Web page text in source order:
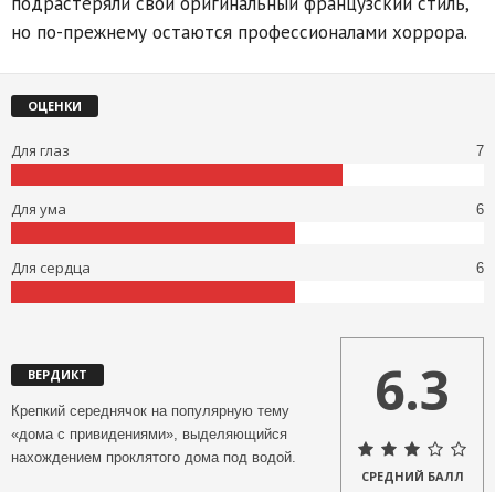
но по-прежнему остаются профессионалами хоррора.
ОЦЕНКИ
Для глаз 7
Для ума 6
Для сердца 6
ВЕРДИКТ
Крепкий середнячок на популярную тему
«дома с привидениями», выделяющийся
нахождением проклятого дома под водой.
6.3
СРЕДНИЙ БАЛЛ